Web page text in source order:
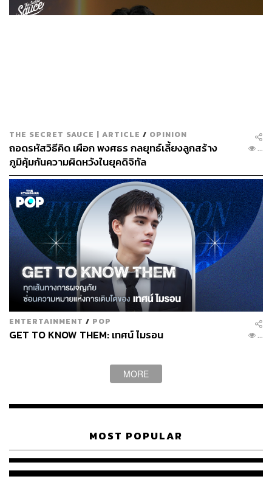
THE SECRET SAUCE | ARTICLE / OPINION
ถอดรหัสวิธีคิด เผือก พงศธร กลยุทธ์เลี้ยงลูกสร้าง
ภูมิคุ้มกันความผิดหวังในยุคดิจิทัล
...
ENTERTAINMENT / POP
GET TO KNOW THEM: เทศน์ ไมรอน ...
MORE
MOST POPULAR